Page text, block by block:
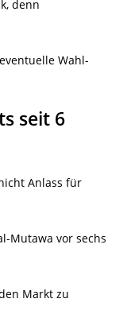
denn
Wahl-
seit 6
Anlass für
Mutawa vor sechs
Markt zu